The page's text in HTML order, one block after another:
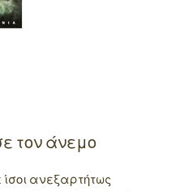
τον άνεμο
ανεξαρτήτως